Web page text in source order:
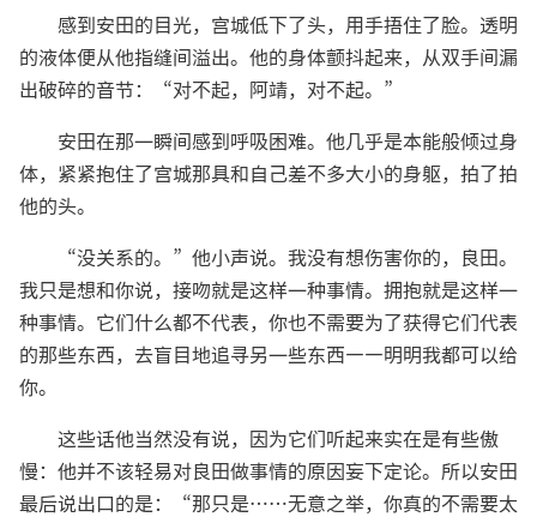
感到安田的目光，宫城低下了头，用手捂住了脸。透明
的液体便从他指缝间溢出。他的身体颤抖起来，从双手间漏
出破碎的音节：“对不起，阿靖，对不起。”
安田在那一瞬间感到呼吸困难。他几乎是本能般倾过身
体，紧紧抱住了宫城那具和自己差不多大小的身躯，拍了拍
他的头。
“没关系的。”他小声说。我没有想伤害你的，良田。
我只是想和你说，接吻就是这样一种事情。拥抱就是这样一
种事情。它们什么都不代表，你也不需要为了获得它们代表
的那些东西，去盲目地追寻另一些东西——明明我都可以给
你。
这些话他当然没有说，因为它们听起来实在是有些傲
慢：他并不该轻易对良田做事情的原因妄下定论。所以安田
最后说出口的是：“那只是……无意之举，你真的不需要太